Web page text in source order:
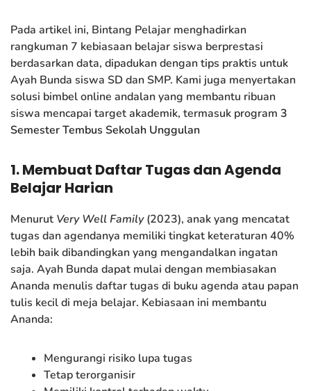
Pada artikel ini, Bintang Pelajar menghadirkan
rangkuman 7 kebiasaan belajar siswa berprestasi
berdasarkan data, dipadukan dengan tips praktis untuk
Ayah Bunda siswa SD dan SMP. Kami juga menyertakan
solusi bimbel online andalan yang membantu ribuan
siswa mencapai target akademik, termasuk program 3
Semester Tembus Sekolah Unggulan
1. Membuat Daftar Tugas dan Agenda
Belajar Harian
Menurut Very Well Family(2023), anak yang mencatat
tugas dan agendanya memiliki tingkat keteraturan 40%
lebih baik dibandingkan yang mengandalkan ingatan
saja. Ayah Bunda dapat mulai dengan membiasakan
Ananda menulis daftar tugas di buku agenda atau papan
tulis kecil di meja belajar. Kebiasaan ini membantu
Ananda:
Mengurangi risiko lupa tugas
Tetap terorganisir